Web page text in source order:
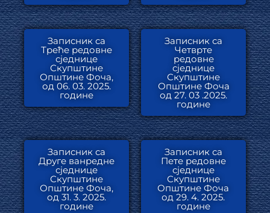
Записник са
Треће редовне
сједнице
Скупштине
Општине Фоча,
од 06. 03. 2025.
године
Записник са
Четврте
редовне
сједнице
Скупштине
Општине Фоча
од 27. 03 .2025.
године
Записник са
Друге ванредне
сједнице
Скупштине
Општине Фоча,
од 31. 3. 2025.
године
Записник са
Пете редовне
сједнице
Скупштине
Општине Фоча
од 29. 4. 2025.
године